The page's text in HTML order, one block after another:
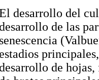
desarrollo del
de las
senescencia
estadios
de